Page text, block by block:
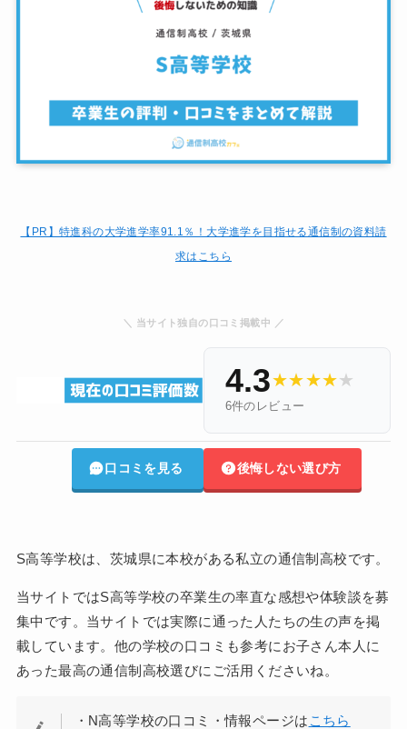
【PR】特進科の大学進学率91.1％！大学進学を目指せる通信制の資料請
求はこちら
＼ 当サイト独自の口コミ掲載中 ／
4.3★★★★★
6件のレビュー
口コミを見る 後悔しない選び方
S高等学校は、茨城県に本校がある私立の通信制高校です。
当サイトではS高等学校の卒業生の率直な感想や体験談を募
集中です。当サイトでは実際に通った人たちの生の声を掲
載しています。他の学校の口コミも参考にお子さん本人に
あった最高の通信制高校選びにご活用くださいね。
・N高等学校の口コミ・情報ページは こちら